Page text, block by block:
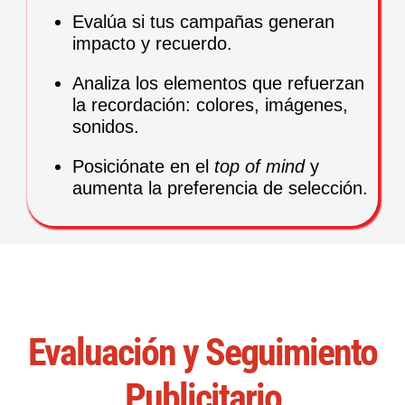
Evalúa si tus campañas generan
impacto y recuerdo.
Analiza los elementos que refuerzan
la recordación: colores, imágenes,
sonidos.
Posiciónate en el top of mindy
aumenta la preferencia de selección.
Evaluación y Seguimiento